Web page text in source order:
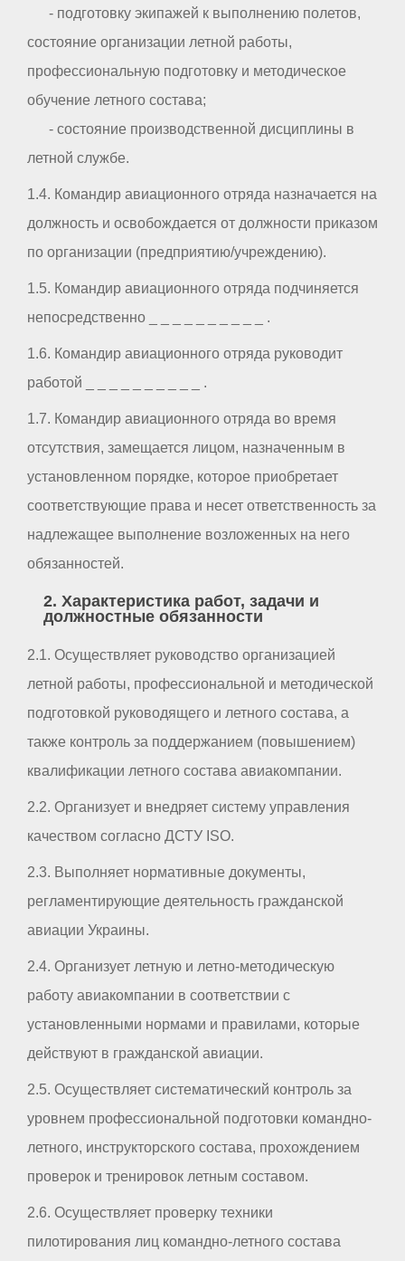
- подготовку экипажей к выполнению полетов,
состояние организации летной работы,
профессиональную подготовку и методическое
обучение летного состава;
- состояние производственной дисциплины в
летной службе.
1.4. Командир авиационного отряда назначается на
должность и освобождается от должности приказом
по организации (предприятию/учреждению).
1.5. Командир авиационного отряда подчиняется
непосредственно _ _ _ _ _ _ _ _ _ _ .
1.6. Командир авиационного отряда руководит
работой _ _ _ _ _ _ _ _ _ _ .
1.7. Командир авиационного отряда во время
отсутствия, замещается лицом, назначенным в
установленном порядке, которое приобретает
соответствующие права и несет ответственность за
надлежащее выполнение возложенных на него
обязанностей.
2. Характеристика работ, задачи и
должностные обязанности
2.1. Осуществляет руководство организацией
летной работы, профессиональной и методической
подготовкой руководящего и летного состава, а
также контроль за поддержанием (повышением)
квалификации летного состава авиакомпании.
2.2. Организует и внедряет систему управления
качеством согласно ДСТУ ISO.
2.3. Выполняет нормативные документы,
регламентирующие деятельность гражданской
авиации Украины.
2.4. Организует летную и летно-методическую
работу авиакомпании в соответствии с
установленными нормами и правилами, которые
действуют в гражданской авиации.
2.5. Осуществляет систематический контроль за
уровнем профессиональной подготовки командно-
летного, инструкторского состава, прохождением
проверок и тренировок летным составом.
2.6. Осуществляет проверку техники
пилотирования лиц командно-летного состава